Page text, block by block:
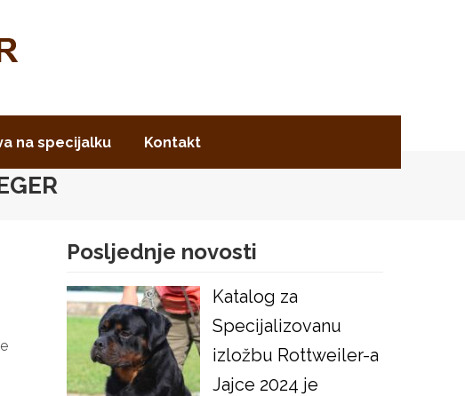
na specijalku Kontakt
Posljednje novosti
Katalog za
Specijalizovanu
izložbu Rottweiler-a
Jajce 2024 je